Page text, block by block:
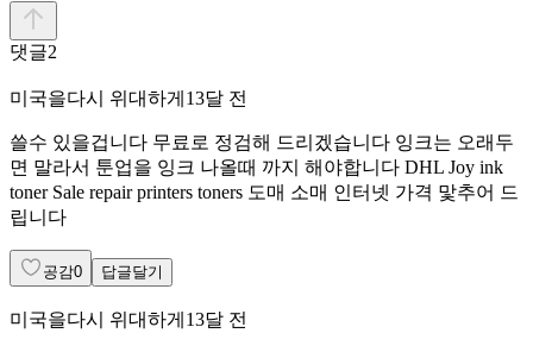
댓글2
미국을다시 위대하게 13달 전
쓸수 있을겁니다 무료로 정검해 드리겠습니다 잉크는 오래두
면 말라서 툰업을 잉크 나올때 까지 해야합니다 DHL Joy ink
toner Sale repair printers toners 도매 소매 인터넷 가격 맟추어 드
립니다
공감0 답글달기
미국을다시 위대하게 13달 전